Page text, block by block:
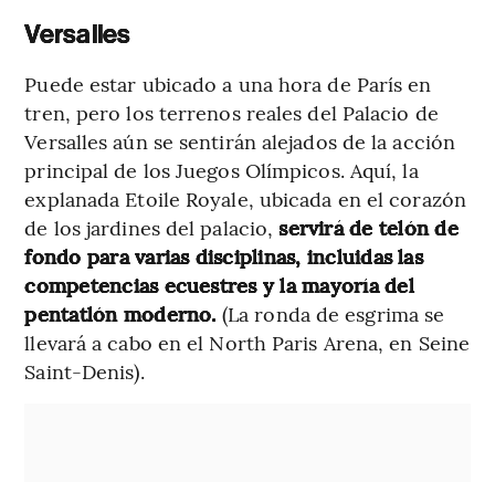
Versalles
Puede estar ubicado a una hora de París en
tren, pero los terrenos reales del Palacio de
Versalles aún se sentirán alejados de la acción
principal de los Juegos Olímpicos. Aquí, la
explanada Etoile Royale, ubicada en el corazón
de los jardines del palacio,servirá de telón de
fondo para varias disciplinas, incluidas las
competencias ecuestres y la mayoría del
pentatlón moderno. (La ronda de esgrima se
llevará a cabo en el North Paris Arena, en Seine
Saint-Denis).